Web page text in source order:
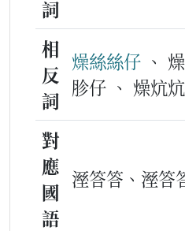
詞
相
反
詞
燥絲絲仔 、
胗仔 、 燥炕
對
應
國
語
溼答答、溼答